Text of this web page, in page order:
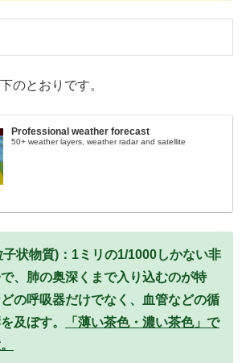
のとおりです。
Professional weather forecast
50+ weather layers, weather radar and satellite
状物質)：1ミリの1/1000しかない非
、肺の奥深くまで入り込むのが特
の呼吸器だけでなく、血管などの循
及ぼす。
「薄い茶色・濃い茶色」で